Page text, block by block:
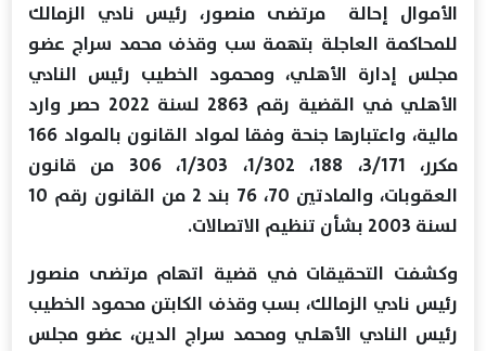
الأموال إحالة مرتضى منصور، رئيس نادي الزمالك
للمحاكمة العاجلة بتهمة سب وقذف محمد سراج عضو
مجلس إدارة الأهلي، ومحمود الخطيب رئيس النادي
الأهلي في القضية رقم 2863 لسنة 2022 حصر وارد
مالية، واعتبارها جنحة وفقا لمواد القانون بالمواد 166
مكرر، 3/171، 188، 1/302، 1/303، 306 من قانون
العقوبات، والمادتين 70، 76 بند 2 من القانون رقم 10
لسنة 2003 بشأن تنظيم الاتصالات.
وكشفت التحقيقات في قضية اتهام مرتضى منصور
رئيس نادي الزمالك، بسب وقذف الكابتن محمود الخطيب
رئيس النادي الأهلي ومحمد سراج الدين، عضو مجلس